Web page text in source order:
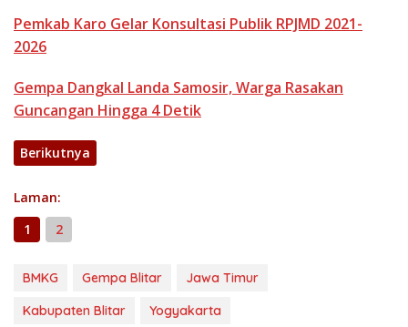
Pemkab Karo Gelar Konsultasi Publik RPJMD 2021-
2026
Gempa Dangkal Landa Samosir, Warga Rasakan
Guncangan Hingga 4 Detik
Berikutnya
Laman:
1
2
BMKG Gempa Blitar
Jawa Timur
Kabupaten Blitar
Yogyakarta